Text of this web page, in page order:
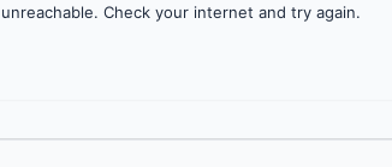
Check your internet and try again.